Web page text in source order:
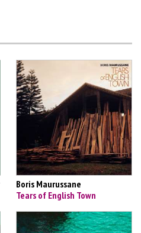
Boris Maurussane
Tears of English Town